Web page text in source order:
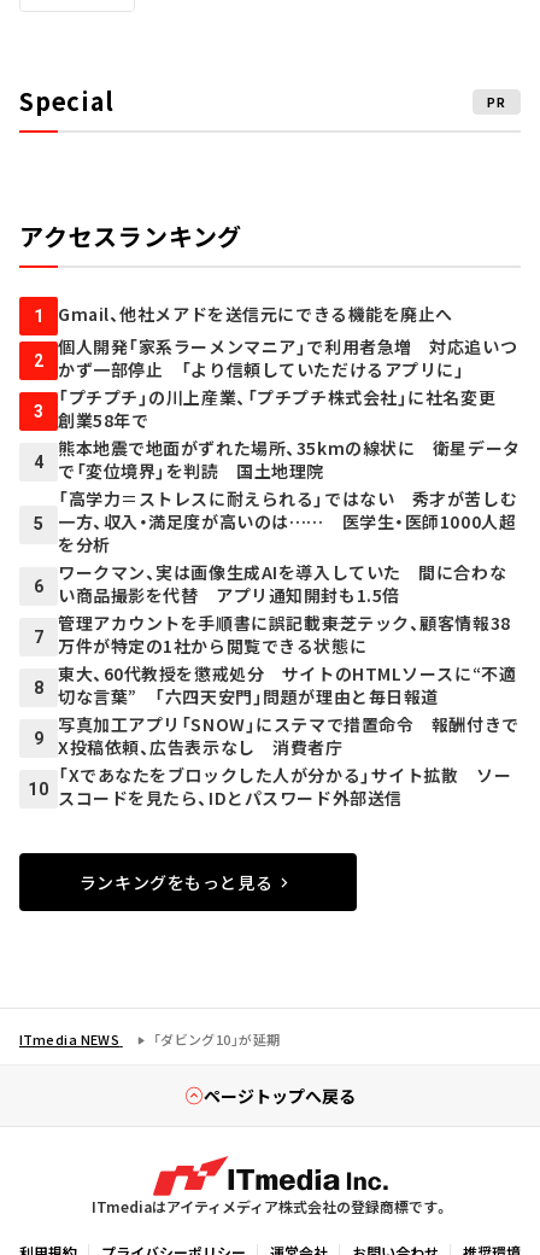
Special PR
アクセスランキング
1 Gmail、他社メアドを送信元にできる機能を廃止へ
2
個人開発「家系ラーメンマニア」で利用者急増 対応追いつ
かず一部停止 「より信頼していただけるアプリに」
3
「プチプチ」の川上産業、「プチプチ株式会社」に社名変更
創業58年で
4
熊本地震で地面がずれた場所、35kmの線状に 衛星データ
で「変位境界」を判読 国土地理院
5
「高学力＝ストレスに耐えられる」ではない 秀才が苦しむ
一方、収入・満足度が高いのは…… 医学生・医師1000人超
を分析
6
ワークマン、実は画像生成AIを導入していた 間に合わな
い商品撮影を代替 アプリ通知開封も1.5倍
7
管理アカウントを手順書に誤記載――東芝テック、顧客情報38
万件が特定の1社から閲覧できる状態に
8
東大、60代教授を懲戒処分 サイトのHTMLソースに“不適
切な言葉” 「六四天安門」問題が理由と毎日報道
9
写真加工アプリ「SNOW」にステマで措置命令 報酬付きで
X投稿依頼、広告表示なし 消費者庁
10
「Xであなたをブロックした人が分かる」サイト拡散 ソー
スコードを見たら、IDとパスワード外部送信
ランキングをもっと見る
ITmedia NEWS 「ダビング10」が延期
ページトップへ戻る
ITmediaはアイティメディア株式会社の登録商標です。